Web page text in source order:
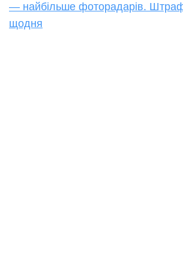
— найбільше фоторадарів.
щодня